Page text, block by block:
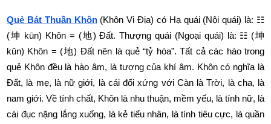
Quẻ Bát Thuần Khôn (Khôn Vi Địa) có Hạ quái (Nội quái) là: ☷
(坤 kūn) Khôn = (地) Đất. Thượng quái (Ngoại quái) là: ☷ (坤
kūn) Khôn = (地) Đất nên là quẻ “tỷ hòa”. Tất cả các hào trong
quẻ Khôn đều là hào âm, là tượng của khí âm. Khôn có nghĩa là
Đất, là mẹ, là nữ giới, là cái đối xứng với Càn là Trời, là cha, là
nam giới. Về tính chất, Khôn là nhu thuận, mềm yếu, là tính nữ, là
cái đục nặng lắng xuống, là kẻ tiểu nhân, là tính tiêu cực, là quần